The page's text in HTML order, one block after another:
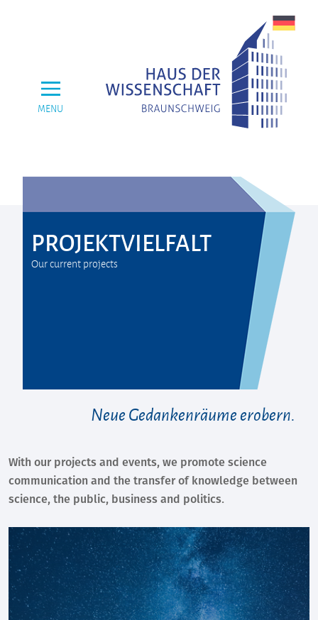
MENU
PROJEKTVIELFALT
Our current projects
Neue Gedankenräume erobern.
With our projects and events, we promote science
communication and the transfer of knowledge between
science, the public, business and politics.